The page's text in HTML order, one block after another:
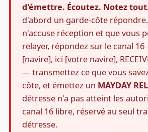
d'émettre. Écoutez. Notez
d'abord un garde-côte
n'accuse réception et que vous
relayer, répondez sur le canal 16
[navire], ici [votre navire],
— transmettez ce que vous
côte, et émettez un MAYDAY
détresse n'a pas atteint les
canal 16 libre, réservé au seul
détresse.